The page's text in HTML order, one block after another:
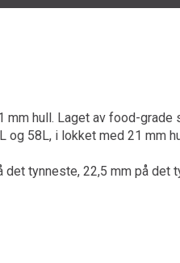
mm hull. Laget av food-
og 58L, i lokket med 21 mm
det tynneste, 22,5 mm på det